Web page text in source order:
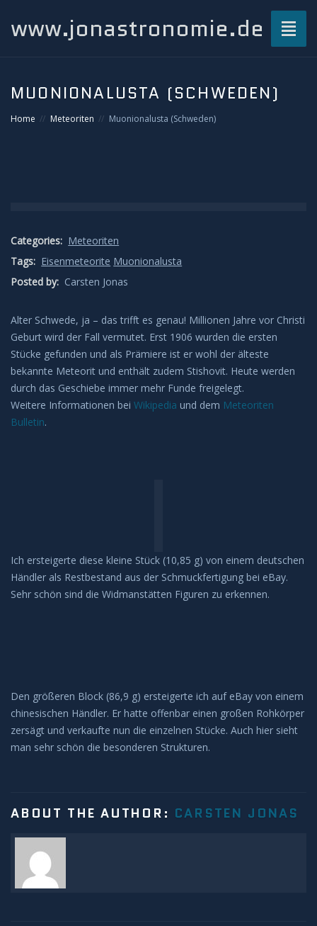
www.jonastronomie.de
Beiträge
Grüner Blitz
Leuchtende Nachtwolken
Lichtsäulen
Meeresleuchten
Regenbögen
Sonnenhalos
Wolken
Kelvin Helmholtz
Milchstraße
MUONIONALUSTA (SCHWEDEN)
Home Meteoriten Muonionalusta (Schweden)
Categories: Meteoriten
Tags: Eisenmeteorite Muonionalusta
Posted by: Carsten Jonas
Alter Schwede, ja – das trifft es genau! Millionen Jahre vor Christi
Geburt wird der Fall vermutet. Erst 1906 wurden die ersten
Stücke gefunden und als Prämiere ist er wohl der älteste
bekannte Meteorit und enthält zudem Stishovit. Heute werden
durch das Geschiebe immer mehr Funde freigelegt.
Weitere Informationen bei Wikipedia und dem Meteoriten
Bulletin.
Ich ersteigerte diese kleine Stück (10,85 g) von einem deutschen
Händler als Restbestand aus der Schmuckfertigung bei eBay.
Sehr schön sind die Widmanstätten Figuren zu erkennen.
Den größeren Block (86,9 g) ersteigerte ich auf eBay von einem
chinesischen Händler. Er hatte offenbar einen großen Rohkörper
zersägt und verkaufte nun die einzelnen Stücke. Auch hier sieht
man sehr schön die besonderen Strukturen.
ABOUT THE AUTHOR: CARSTEN JONAS